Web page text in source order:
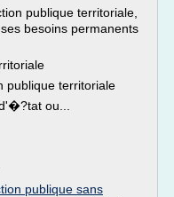
publique territoriale,
besoins permanents
publique territoriale
ou...
publique sans